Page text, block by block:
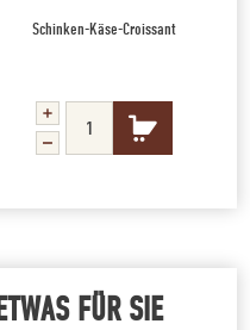
Schinken-Käse-Croissant
FÜR SIE